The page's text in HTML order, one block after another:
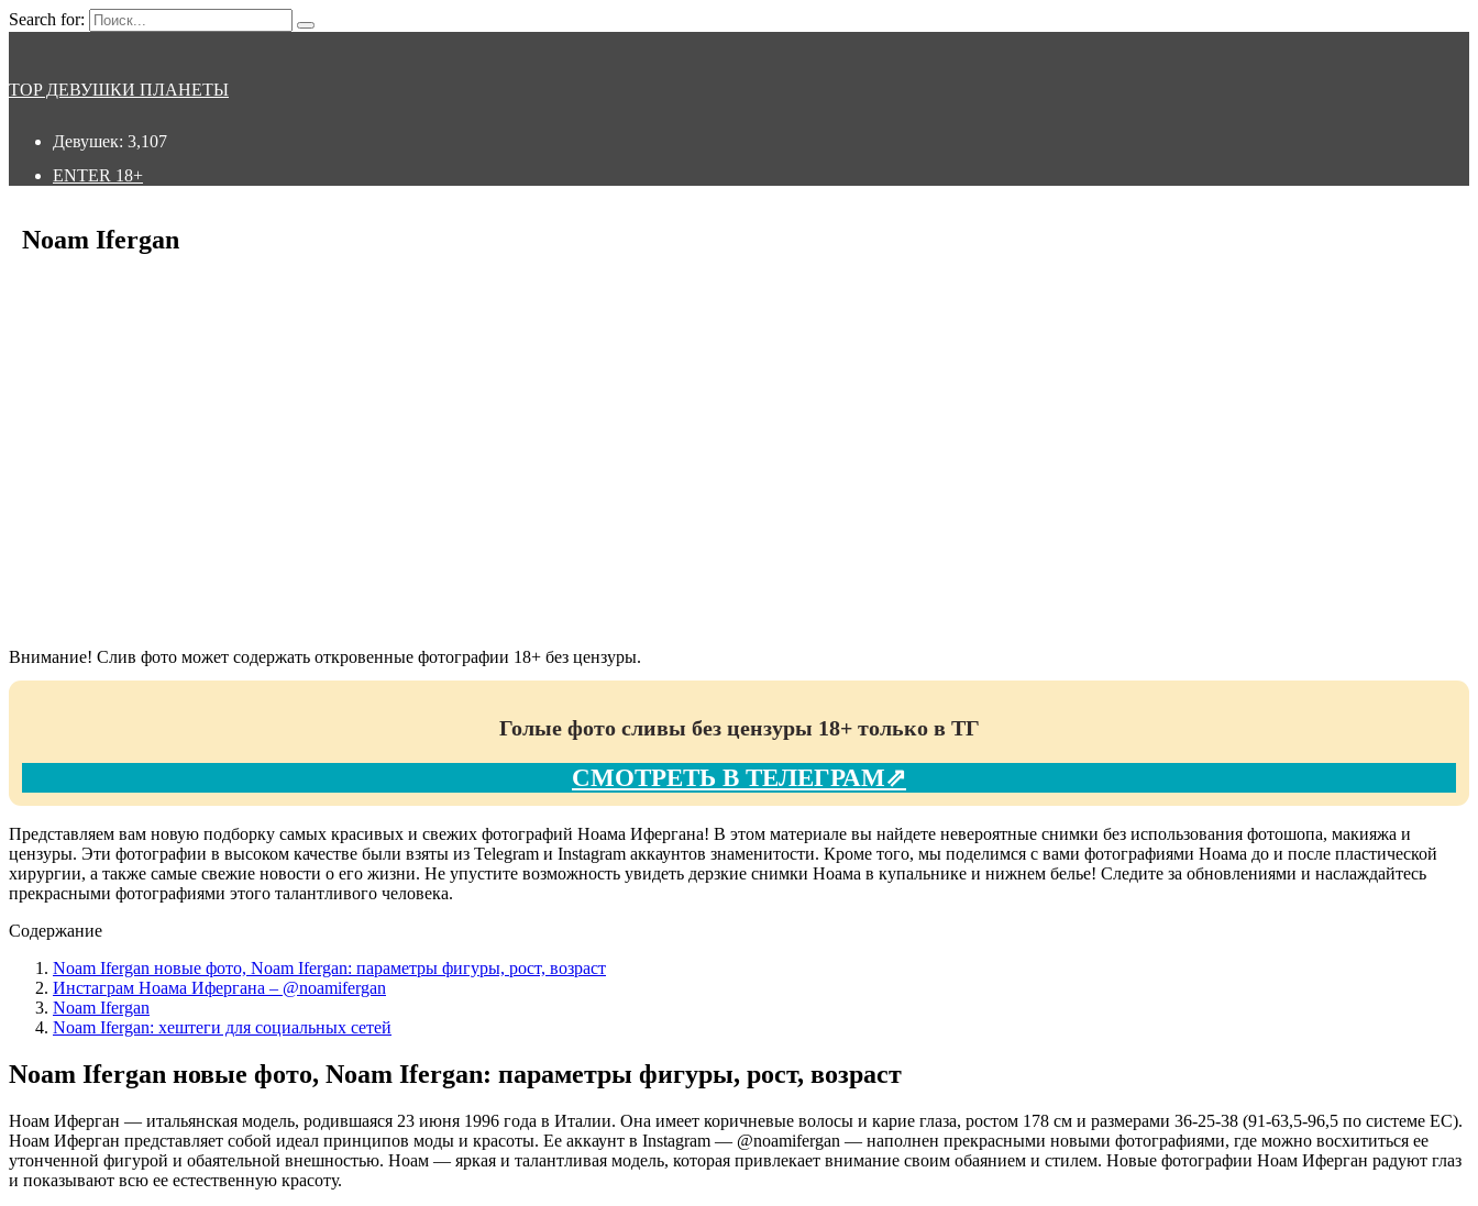
Search for:
TOP ДЕВУШКИ ПЛАНЕТЫ
Девушек: 3,107
ENTER 18+
Noam Ifergan
Внимание! Слив фото может содержать откровенные фотографии 18+ без цензуры.
Голые фото сливы без цензуры 18+ только в ТГ
СМОТРЕТЬ В ТЕЛЕГРАМ⇗
Представляем вам новую подборку самых красивых и свежих фотографий Ноама Ифергана! В этом материале вы найдете невероятные снимки без использования фотошопа, макияжа и
цензуры. Эти фотографии в высоком качестве были взяты из Telegram и Instagram аккаунтов знаменитости. Кроме того, мы поделимся с вами фотографиями Ноама до и после пластической
хирургии, а также самые свежие новости о его жизни. Не упустите возможность увидеть дерзкие снимки Ноама в купальнике и нижнем белье! Следите за обновлениями и наслаждайтесь
прекрасными фотографиями этого талантливого человека.
Содержание
Noam Ifergan новые фото, Noam Ifergan: параметры фигуры, рост, возраст
Инстаграм Ноама Ифергана – @noamifergan
Noam Ifergan
Noam Ifergan: хештеги для социальных сетей
Noam Ifergan новые фото, Noam Ifergan: параметры фигуры, рост, возраст
Ноам Иферган — итальянская модель, родившаяся 23 июня 1996 года в Италии. Она имеет коричневые волосы и карие глаза, ростом 178 см и размерами 36-25-38 (91-63,5-96,5 по системе ЕС).
Ноам Иферган представляет собой идеал принципов моды и красоты. Ее аккаунт в Instagram — @noamifergan — наполнен прекрасными новыми фотографиями, где можно восхититься ее
утонченной фигурой и обаятельной внешностью. Ноам — яркая и талантливая модель, которая привлекает внимание своим обаянием и стилем. Новые фотографии Ноам Иферган радуют глаз
и показывают всю ее естественную красоту.